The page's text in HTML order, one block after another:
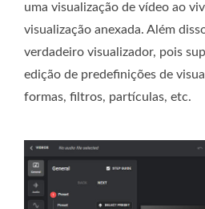
uma visualização de vídeo ao
visualização anexada. Além
verdadeiro visualizador, pois
edição de predefinições de
formas, filtros, partículas, etc.